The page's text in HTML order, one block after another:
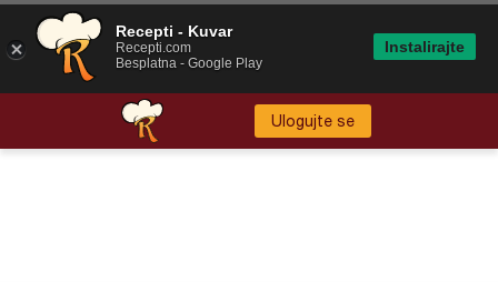
Ulogujte se
Recepti - Kuvar
Recepti.com
Besplatna - Google Play
Instalirajte